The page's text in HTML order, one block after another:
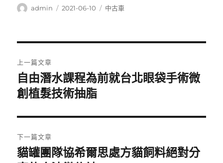
作
admin
發
2021-06-10
分
中古車
章
導
覽
上一篇文章
上
一
文
章:
自由潛水課程為前就台北眼袋手術微
創植髮技術抽脂
下一篇文章
下
貓罐團隊協希爾思處方貓飼料絕對分